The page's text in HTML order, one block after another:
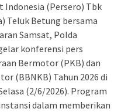
Indonesia (Persero) Tbk
Teluk Betung bersama
Samsat, Polda
konferensi pers
Bermotor (PKB) dan
(BBNKB) Tahun 2026 di
(2/6/2026). Program
dalam memberikan